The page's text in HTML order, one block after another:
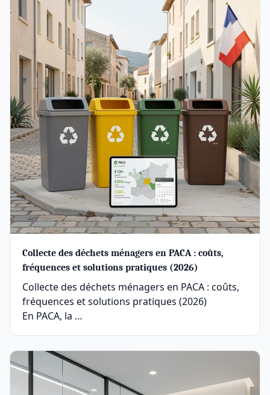
Collecte des déchets ménagers en PACA : coûts,
fréquences et solutions pratiques (2026)
Collecte des déchets ménagers en PACA : coûts,
fréquences et solutions pratiques (2026)
En PACA, la …